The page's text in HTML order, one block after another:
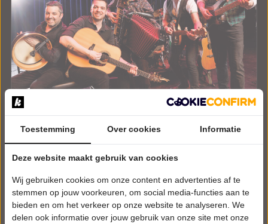
ZATERDAG 14 NOVEMBER 2026 • 20:15 UUR
Tunes from The Temple Bar
Schouwburg Venray
Venray
POPULAIRE MUZIEK
Toestemming Over cookies Informatie
Deze website maakt gebruik van cookies
Wij gebruiken cookies om onze content en advertenties af te
stemmen op jouw voorkeuren, om social media-functies aan te
bieden en om het verkeer op onze website te analyseren. We
delen ook informatie over jouw gebruik van onze site met onze